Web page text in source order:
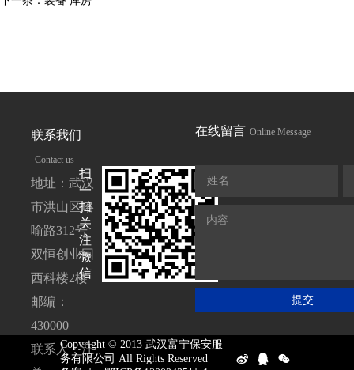
联系我们
Contact us
地址：武汉
市洪山区珞
喻路312号
双恒创业园
西科楼2楼
邮编：
430000
联系人：汪
扫
一
扫
关
注
微
信
在线留言 Online Message
姓名
内容
提交
Copyright © 2013 武汉富宁保安服
务有限公司 All Rights Reserved